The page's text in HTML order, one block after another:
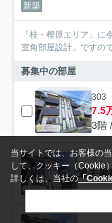
新築
「桂・樫原エリア」
室角部屋設計」ですの
募集中の部屋
303
7.5
3階
過去
当サイトでは、お客様の
して、クッキー（Cookie
詳しくは、当社の「